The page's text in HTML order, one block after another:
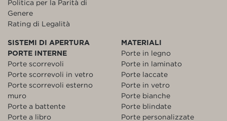
Politica per la Parità di
Genere
Rating di Legalità
SISTEMI DI APERTURA
PORTE INTERNE
Porte scorrevoli
Porte scorrevoli in vetro
Porte scorrevoli esterno
muro
Porte a battente
Porte a libro
MATERIALI
Porte in legno
Porte in laminato
Porte laccate
Porte in vetro
Porte bianche
Porte blindate
Porte personalizzate